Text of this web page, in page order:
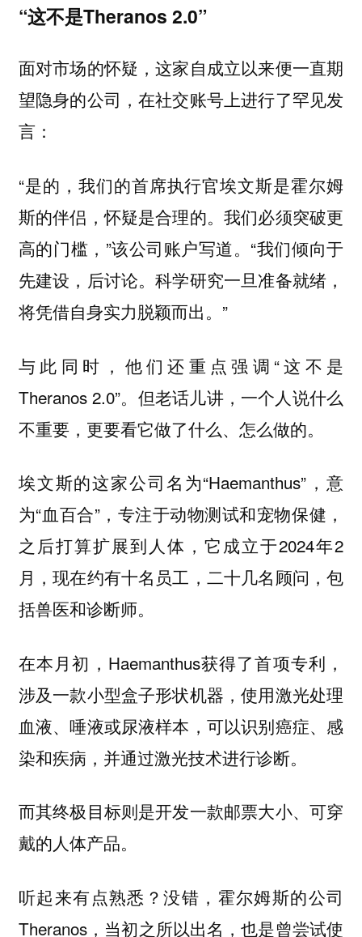
“这不是Theranos 2.0”
面对市场的怀疑，这家自成立以来便一直期
望隐身的公司，在社交账号上进行了罕见发
言：
“是的，我们的首席执行官埃文斯是霍尔姆
斯的伴侣，怀疑是合理的。我们必须突破更
高的门槛，”该公司账户写道。“我们倾向于
先建设，后讨论。科学研究一旦准备就绪，
将凭借自身实力脱颖而出。”
与此同时，他们还重点强调“这不是
Theranos 2.0”。但老话儿讲，一个人说什么
不重要，更要看它做了什么、怎么做的。
埃文斯的这家公司名为“Haemanthus”，意
为“血百合”，专注于动物测试和宠物保健，
之后打算扩展到人体，它成立于2024年2
月，现在约有十名员工，二十几名顾问，包
括兽医和诊断师。
在本月初，Haemanthus获得了首项专利，
涉及一款小型盒子形状机器，使用激光处理
血液、唾液或尿液样本，可以识别癌症、感
染和疾病，并通过激光技术进行诊断。
而其终极目标则是开发一款邮票大小、可穿
戴的人体产品。
听起来有点熟悉？没错，霍尔姆斯的公司
Theranos，当初之所以出名，也是曾尝试使